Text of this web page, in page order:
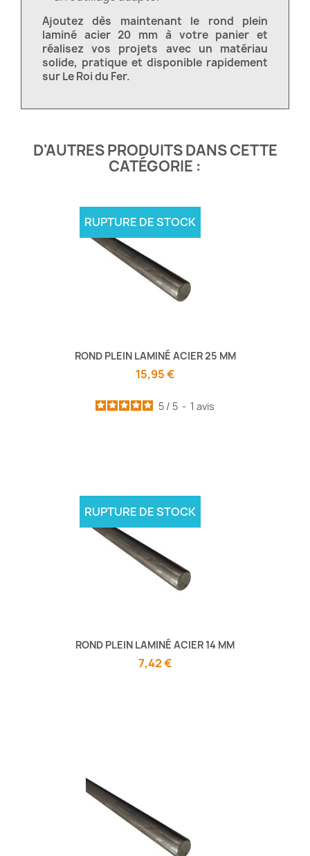
Ajoutez dès maintenant le rond plein
laminé acier 20 mm à votre panier et
réalisez vos projets avec un matériau
solide, pratique et disponible rapidement
sur Le Roi du Fer.
D'AUTRES PRODUITS DANS CETTE
CATÉGORIE :
ROND PLEIN LAMINÉ ACIER 25 MM
15,95 €
5 / 5 - 1 avis
RUPTURE DE STOCK
ROND PLEIN LAMINÉ ACIER 14 MM
7,42 €
RUPTURE DE STOCK